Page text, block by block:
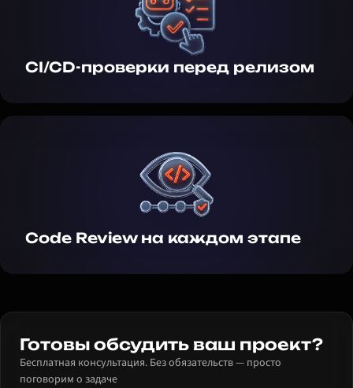
CI/CD-проверки перед релизом
Code Review на каждом этапе
Готовы обсудить ваш проект?
Бесплатная консультация. Без обязательств — просто
поговорим о задаче